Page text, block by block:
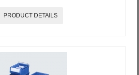
PRODUCT DETAILS